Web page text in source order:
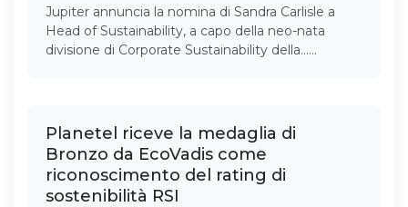
Jupiter annuncia la nomina di Sandra Carlisle a
Head of Sustainability, a capo della neo-nata
divisione di Corporate Sustainability della……
Planetel riceve la medaglia di
Bronzo da EcoVadis come
riconoscimento del rating di
sostenibilità RSI